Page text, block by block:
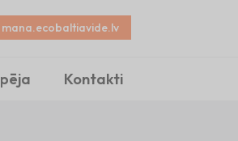
mana.ecobaltiavide.lv
Kontakti